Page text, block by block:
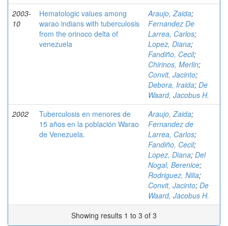
2003-
10
Hematologic values among
warao indians with tuberculosis
from the orinoco delta of
venezuela
Araujo, Zaida;
Fernandez De
Larrea, Carlos;
Lopez, Diana;
Fandiño, Cecil;
Chirinos, Merlin;
Convit, Jacinto;
Debora, Iraida; De
Waard, Jacobus H.
2002
Tuberculosis en menores de
15 años en la población Warao
de Venezuela.
Araujo, Zaida;
Fernandez de
Larrea, Carlos;
Fandiño, Cecil;
Lopez, Diana; Del
Nogal, Berenice;
Rodriguez, Nilia;
Convit, Jacinto; De
Waard, Jacobus H.
Showing results 1 to 3 of 3